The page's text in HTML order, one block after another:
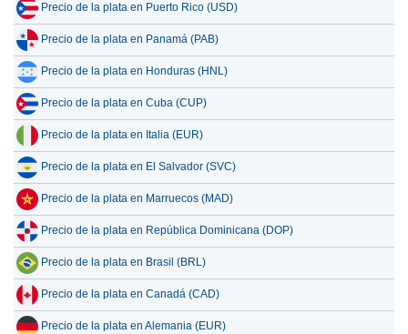
Precio de la plata en Puerto Rico (USD)
Precio de la plata en Panamá (PAB)
Precio de la plata en Honduras (HNL)
Precio de la plata en Cuba (CUP)
Precio de la plata en Italia (EUR)
Precio de la plata en El Salvador (SVC)
Precio de la plata en Marruecos (MAD)
Precio de la plata en República Dominicana (DOP)
Precio de la plata en Brasil (BRL)
Precio de la plata en Canadá (CAD)
Precio de la plata en Alemania (EUR)